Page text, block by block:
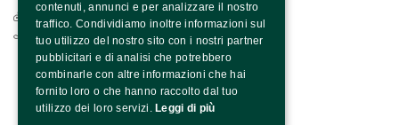
Via Francesco Albergamo, 4 - 82100 Benevento
0824.1901208 / +39 371 1318590
contenuti, annunci e per analizzare il nostro
traffico. Condividiamo inoltre informazioni sul
tuo utilizzo del nostro sito con i nostri partner
pubblicitari e di analisi che potrebbero
combinarle con altre informazioni che hai
fornito loro o che hanno raccolto dal tuo
utilizzo dei loro servizi. Leggi di più